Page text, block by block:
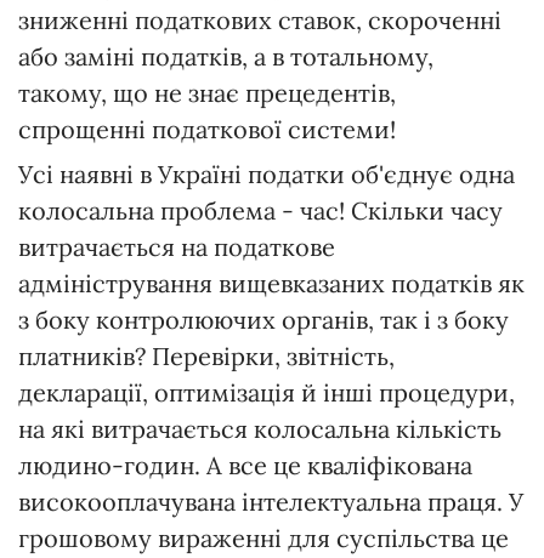
зниженні податкових ставок, скороченні
або заміні податків, а в тотальному,
такому, що не знає прецедентів,
спрощенні податкової системи!
Усі наявні в Україні податки об'єднує одна
колосальна проблема - час! Скільки часу
витрачається на податкове
адміністрування вищевказаних податків як
з боку контролюючих органів, так і з боку
платників? Перевірки, звітність,
декларації, оптимізація й інші процедури,
на які витрачається колосальна кількість
людино-годин. А все це кваліфікована
високооплачувана інтелектуальна праця. У
грошовому вираженні для суспільства це